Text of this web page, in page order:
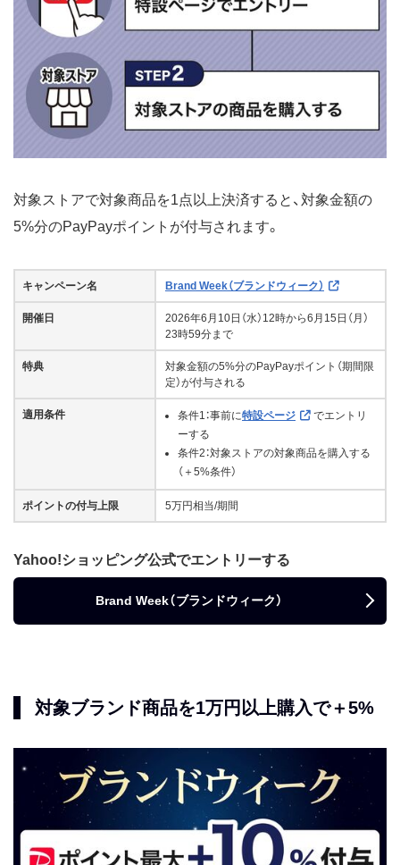
対象ストアで対象商品を1点以上決済すると、対象金額の
5%分のPayPayポイントが付与されます。
キャンペーン名 Brand Week（ブランドウィーク）
開催日
2026年6月10日（水）12時から6月15日（月）
23時59分まで
特典
対象金額の5%分のPayPayポイント（期間限
定）が付与される
適用条件 条件1：事前に特設ページ
でエントリ
ーする
条件2：対象ストアの対象商品を購入する
（＋5%条件）
ポイントの付与上限 5万円相当/期間
Yahoo!ショッピング公式でエントリーする
Brand Week（ブランドウィーク）
対象ブランド商品を1万円以上購入で＋5%